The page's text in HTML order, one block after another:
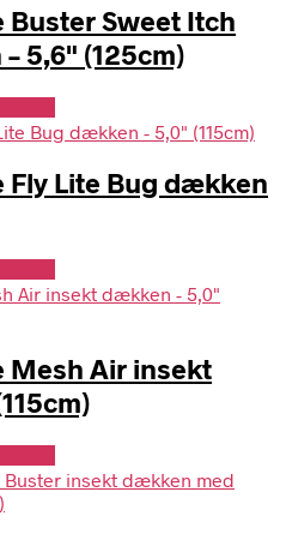
Buster Sweet Itch
5,6" (125cm)
Fly Lite Bug dækken
Mesh Air insekt